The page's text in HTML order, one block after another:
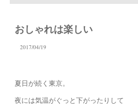
おしゃれは楽しい
2017/04/19
夏日が続く東京。
夜には気温がぐっと下がったりして